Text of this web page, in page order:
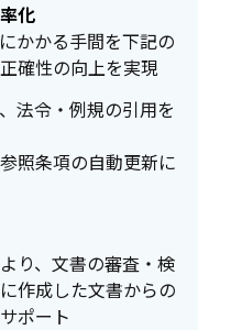
化
かかる手間を下記の
確性の向上を実現
法令・例規の引用を
照条項の自動更新に
り、文書の審査・検
作成した文書からの
ポート